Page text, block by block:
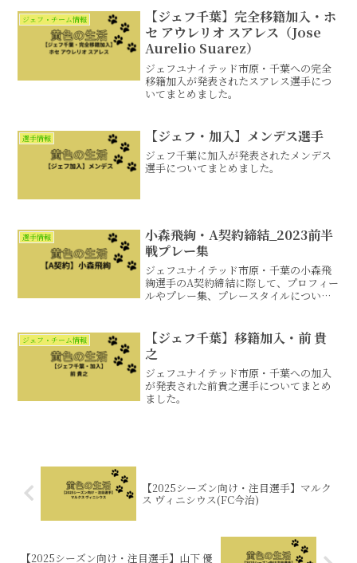
鳥栖、長崎、熊本、大分の5チームになり
ます！
ジェフ・チーム情報
【ジェフ千葉】完全移籍加入・ホ
セ アウレリオ スアレス（Jose
Aurelio Suarez）
ジェフユナイテッド市原・千葉への完全
移籍加入が発表されたスアレス選手につ
いてまとめました。
選手情報 【ジェフ・加入】メンデス選手
ジェフ千葉に加入が発表されたメンデス
選手についてまとめました。
選手情報
小森飛絢・A契約締結_2023前半
戦プレー集
ジェフユナイテッド市原・千葉の小森飛
絢選手のA契約締結に際して、プロフィー
ルやプレー集、プレースタイルについて
ジェフ・チーム情報
【ジェフ千葉】移籍加入・前 貴
之
ジェフユナイテッド市原・千葉への加入
が発表された前貴之選手についてまとめ
ました。
【2025シーズン向け・注目選手】マルク
ス ヴィニシウス(FC今治)
【2025シーズン向け・注目選手】山下 優